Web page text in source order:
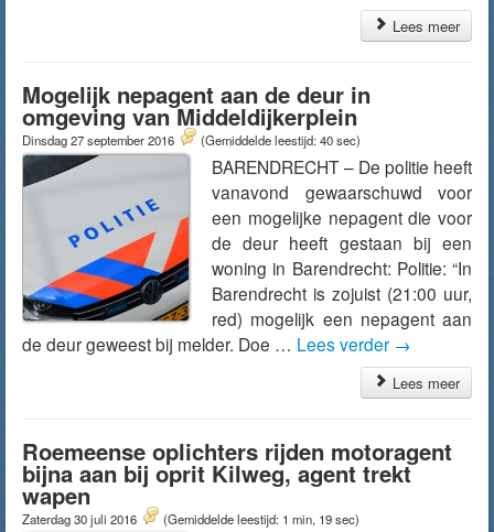
Lees meer
Mogelijk nepagent aan de deur in
omgeving van Middeldijkerplein
Dinsdag 27 september 2016 (Gemiddelde leestijd: 40 sec)
BARENDRECHT – De politie heeft
vanavond gewaarschuwd voor
een mogelijke nepagent die voor
de deur heeft gestaan bij een
woning in Barendrecht: Politie: “In
Barendrecht is zojuist (21:00 uur,
red) mogelijk een nepagent aan
de deur geweest bij melder. Doe … Lees verder →
Lees meer
Roemeense oplichters rijden motoragent
bijna aan bij oprit Kilweg, agent trekt
wapen
Zaterdag 30 juli 2016 (Gemiddelde leestijd: 1 min, 19 sec)